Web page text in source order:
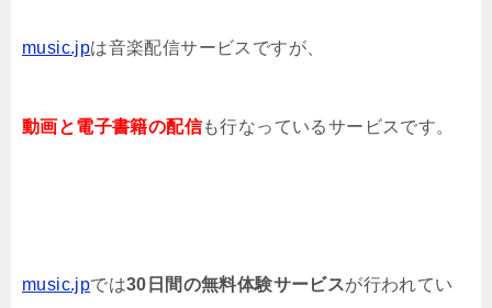
music.jpは音楽配信サービスですが、
動画と電子書籍の配信も行なっているサービスです。
music.jpでは30日間の無料体験サービスが行われてい